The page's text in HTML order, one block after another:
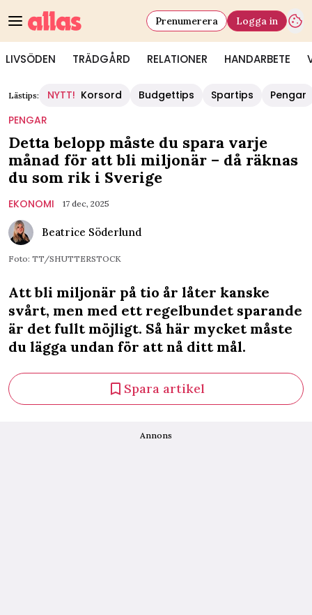
LIVSÖDEN TRÄDGÅRD RELATIONER HANDARBETE
Prenumerera Logga in
Lästips: NYTT! Korsord Budgettips Spartips
Pengar
PENGAR
Detta belopp måste du spara varje
månad för att bli miljonär – då räknas
du som rik i Sverige
EKONOMI 17 dec, 2025
Beatrice Söderlund
Foto: TT/SHUTTERSTOCK
Att bli miljonär på tio år låter kanske
svårt, men med ett regelbundet sparande
är det fullt möjligt. Så här mycket måste
du lägga undan för att nå ditt mål.
Spara artikel
Annons